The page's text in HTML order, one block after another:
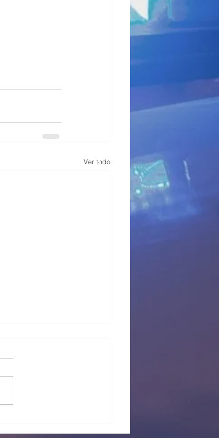
Ver todo
Pl Tous